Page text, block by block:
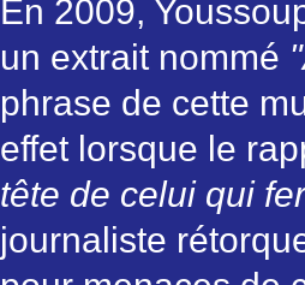
En 2009,
un extrait nommé
phrase de cette
effet lorsque le
tête de celui qui
journaliste